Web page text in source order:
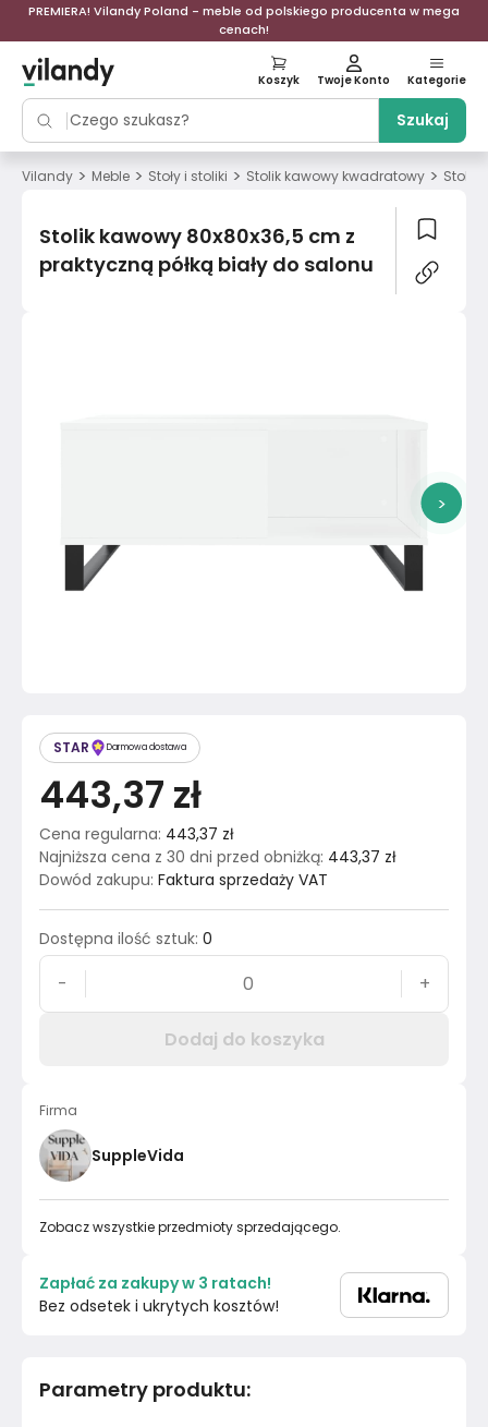
PREMIERA! Vilandy Poland - meble od polskiego producenta w mega
cenach!
Szukaj
Koszyk Twoje Konto Kategorie
Vilandy > Meble > Stoły i stoliki > Stolik kawowy kwadratowy > Stolik
Stolik kawowy 80x80x36,5 cm z
praktyczną półką biały do salonu
>
Parametry produktu:
STAR Darmowa dostawa
443,37 zł
Cena regularna: 443,37 zł
Najniższa cena z 30 dni przed obniżką: 443,37 zł
Dowód zakupu: Faktura sprzedaży VAT
Dostępna ilość sztuk: 0
- +
Dodaj do koszyka
Firma
SuppleVida
Zobacz wszystkie przedmioty sprzedającego.
Zapłać za zakupy w 3 ratach!
Bez odsetek i ukrytych kosztów!